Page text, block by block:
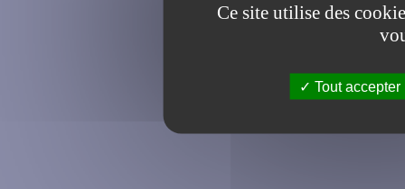
Ce site utilise des
Tout accepter